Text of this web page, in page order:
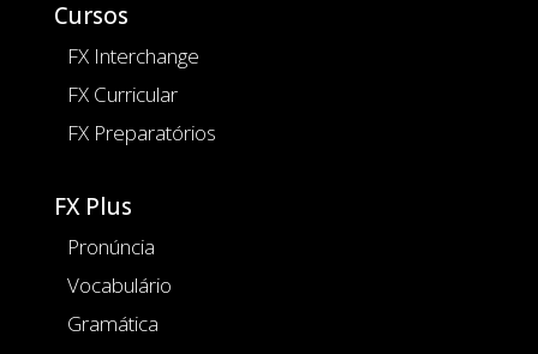
Cursos
FX Interchange
FX Curricular
FX Preparatórios
FX Plus
Pronúncia
Vocabulário
Gramática